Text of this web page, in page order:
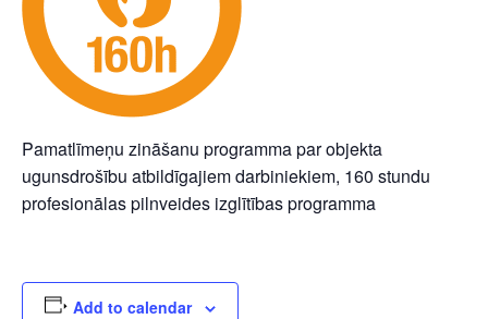
Pamatlīmeņu zināšanu programma par objekta
ugunsdrošību atbildīgajiem darbiniekiem, 160 stundu
profesionālas pilnveides izglītības programma
Add to calendar